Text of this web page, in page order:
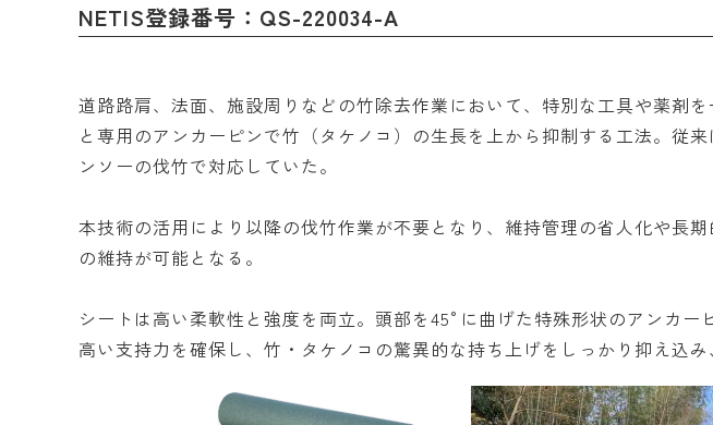
NETIS登録番号：QS-220034-A
道路路肩、法面、施設周りなどの竹除去作業において、特別な工具や薬剤
と専用のアンカーピンで竹（タケノコ）の生長を上から抑制する工法。従
ンソーの伐竹で対応していた。
本技術の活用により以降の伐竹作業が不要となり、維持管理の省人化や長
の維持が可能となる。
シートは高い柔軟性と強度を両立。頭部を45°に曲げた特殊形状のアンカー
高い支持力を確保し、竹・タケノコの驚異的な持ち上げをしっかり抑え込み